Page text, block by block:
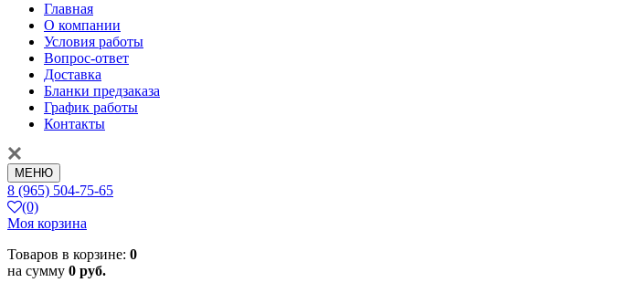
Главная
О компании
Условия работы
Вопрос-ответ
Доставка
Бланки предзаказа
График работы
Контакты
МЕНЮ
8 (965) 504-75-65
(0)
Моя корзина
Товаров в корзине: 0
на сумму 0 руб.